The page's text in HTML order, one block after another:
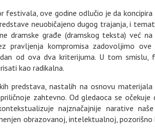
festivala, ove godine odlučio je da
neuobičajeno dugog trajanja, i
dramske građe (dramskog teksta) već
pravljenja kompromisa zadovoljimo ove
od ova dva kriterijuma. U tom smislu,
kao radikalna.
predstava, nastalih na osnovu
zahtevno. Od gledaoca se
najznačajnije narative
obrazovanoj, intelektualnoj,